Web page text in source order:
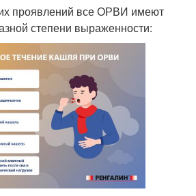
проявлений все ОРВИ имеют
степени выраженности: